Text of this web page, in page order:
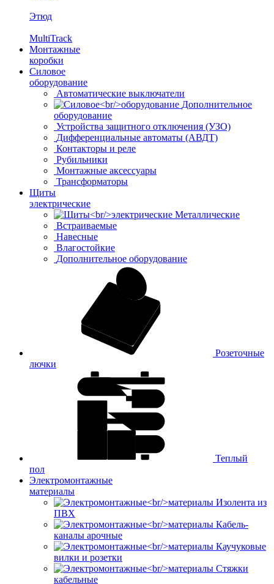
Этюд
MultiTrack
Монтажные
коробки
Силовое
оборудование
Автоматические выключатели
Дополнительное
оборудование
Устройства защитного отключения (УЗО)
Дифференциальные автоматы (АВДТ)
Контакторы и реле
Рубильники
Монтажные аксессуары
Трансформаторы
Щиты
электрические
Металлические
Встраиваемые
Навесные
Влагостойкие
Дополнительное оборудование
Розеточные
лючки
Теплый
пол
Электромонтажные
материалы
Изолента из
ПВХ
Кабель-
каналы арочные
Каучуковые
вилки и розетки
Стяжки
кабельные